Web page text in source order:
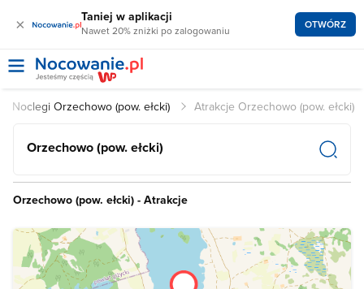
× Taniej w aplikacji
Nawet 20% zniżki po zalogowaniu OTWÓRZ
Noclegi Orzechowo (pow. ełcki) Atrakcje Orzechowo (pow. ełcki)
Orzechowo (pow. ełcki)
Orzechowo (pow. ełcki) - Atrakcje